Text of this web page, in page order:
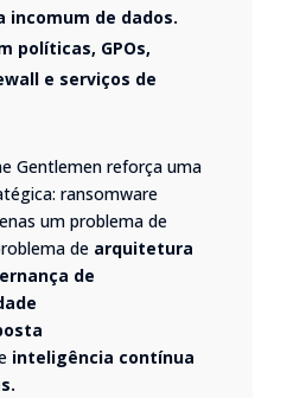
incomum de dados.
políticas, GPOs,
e serviços de
Gentlemen reforça uma
ransomware
um problema de
de arquitetura
de
inteligência contínua
.